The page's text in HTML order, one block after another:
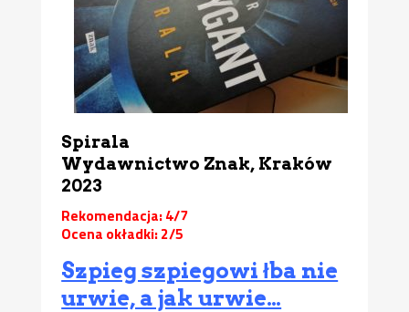
Spirala
Wydawnictwo Znak, Kraków
2023
Rekomendacja: 4/7
Ocena okładki: 2/5
Szpieg szpiegowi łba nie
urwie, a jak urwie…